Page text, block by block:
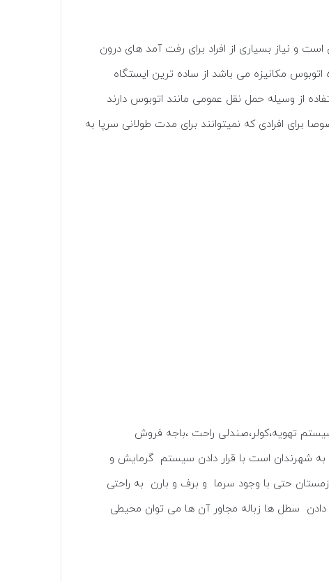
و نیاز بسیاری از افراد برای رفت آمد های درون
اتوبوس مکانیزه می باشد از ساده ترین ایستگاه
از وسیله حمل نقل عمومی مانند اتوبوس دارند
افرادی که نمیتوانند برای مدت طولانی سرپا به
تهویه،کولر،صندلی راحت ،باجه فروش
به شهرندان است با قرار دادن سیستم گرمایش و
حتی با وجود سرما و برف و بارن به راحتی
دادن سطل ها زباله مجاور آن ها می توان محیطی